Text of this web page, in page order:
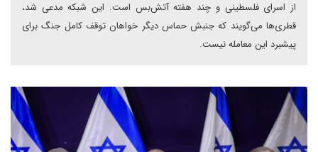
از اسرای فلسطینی و چند هفته آتش‌بس است. این شبکه مدعی شد،
قطری‌ها می‌گویند که جنبش حماس دیگر خواهان توقف کامل جنگ برای
پیشبرد این معامله نیست.